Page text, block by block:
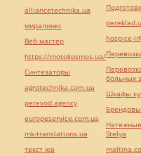
alliancetechnika.ua
миралинкс
Веб мастер
https://motokosmos.ua/
Синтезаторы
agrotechnika.com.ua
perevod.agency
europeservice.com.ua
mk-translations.ua
текст юа
hospice-
больных
Шкафы
Stelya